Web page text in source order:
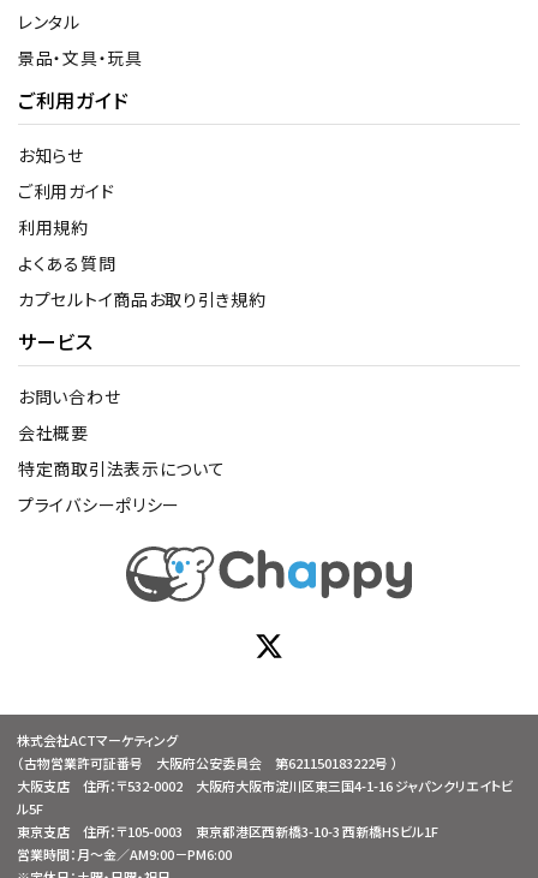
レンタル
景品・文具・玩具
ご利用ガイド
お知らせ
ご利用ガイド
利用規約
よくある質問
カプセルトイ商品お取り引き規約
サービス
お問い合わせ
会社概要
特定商取引法表示について
プライバシーポリシー
株式会社ACTマーケティング
（古物営業許可証番号 大阪府公安委員会 第621150183222号 ）
大阪支店 住所：〒532-0002 大阪府大阪市淀川区東三国4-1-16 ジャパンクリエイトビ
ル5F
東京支店 住所：〒105-0003 東京都港区西新橋3-10-3 西新橋HSビル1F
営業時間：月～金／AM9:00－PM6:00